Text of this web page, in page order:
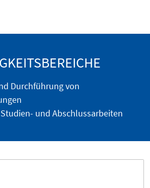
Durchführung von
und Abschlussarbeiten